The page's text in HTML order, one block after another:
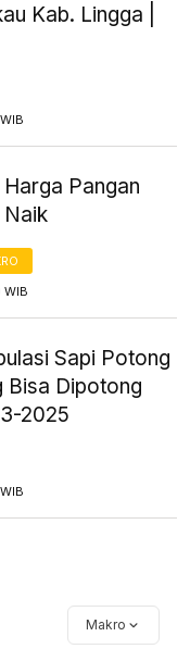
Kab. Lingga |
Harga Pangan
Sapi Potong
Bisa Dipotong
2025
Makro